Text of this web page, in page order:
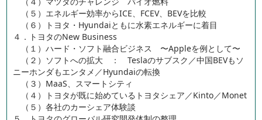
（５）エネルギー効率からICE、FCEV、BEVを比較
（６）トヨタ・Hyundaiともに水素エネルギーに着目
４．トヨタのNew Business
（１）ハード・ソフト融合ビジネス 〜Appleを例として〜
（２）ソフトへの拡大 ： Teslaのサブスク／中国BEVもソ
ニーホンダもエンタメ／Hyundaiの転換
（３）MaaS、スマートシティ
（４）トヨタが既に始めているトヨタシェア／Kinto／Monet
（５）各社のカーシェア体験談